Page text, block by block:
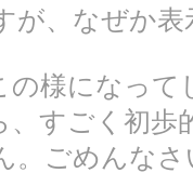
が、なぜか
の様になって
、すごく初
。ごめんなさ